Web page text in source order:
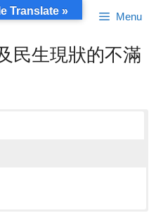
Menu
民生現狀的不滿
Translate »